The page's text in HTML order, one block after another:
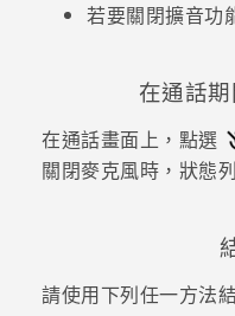
若要關閉擴音功
在通話
在通話畫面上，點選
關閉麥克風時，狀態
請使用下列任一方法